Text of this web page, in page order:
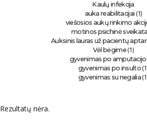
Kaulų infekcija
auka reabilitacijai (1)
viešosios aukų rinkimo
motinos psichinė sveikata
Auksinis lauras už pacientų
Vėl bėgime(1)
gyvenimas po
gyvenimas po insulto
gyvenimas su negalia
Rezultatų nėra.